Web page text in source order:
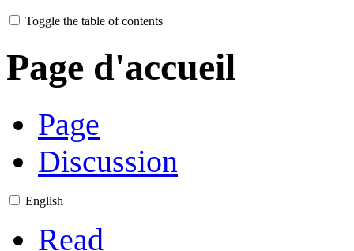
Toggle the table of contents
Page d'accueil
Page
Discussion
English
Read